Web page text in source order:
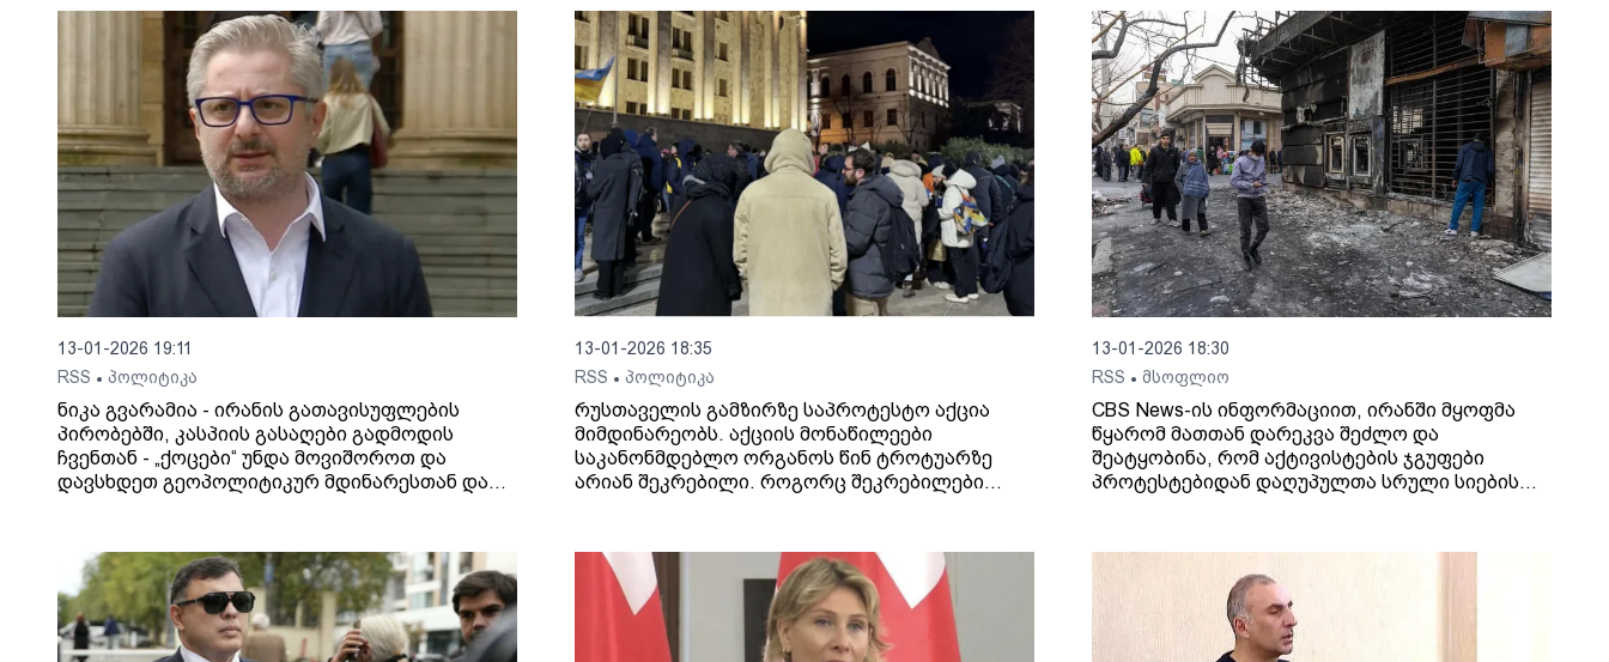
ძალადობას და საფრთხეს უქმნის ირანის
ისლამური რესპუბლიკის ეროვნულ
უსაფრთხოებას“, - ნათქვამია ირავანის
თავდაცვის საბჭოს ხელმძღვანელზე
ოლექსანდრ ვილკულზე დაყრდნობით
ავრცელებს.
როგორ იქნება ეს მათთვის. თუ ისინი ასეთ
რამეს გააკეთებენ, ჩვენ ძალიან მკაცრ ზომებს
მივიღებთ“, - განუცხადა პრეზიდენტმა CBS
News-ს.
13-01-2026 19:11
RSS • პოლიტიკა
ნიკა გვარამია - ირანის გათავისუფლების
პირობებში, კასპიის გასაღები გადმოდის
ჩვენთან - „ქოცები“ უნდა მოვიშოროთ და
დავსხდეთ გეოპოლიტიკურ მდინარესთან და
აღარაა
13-01-2026 18:35
RSS • პოლიტიკა
რუსთაველის გამზირზე საპროტესტო აქცია
მიმდინარეობს. აქციის მონაწილეები
საკანონმდებლო ორგანოს წინ ტროტუარზე
არიან შეკრებილი. როგორც შეკრებილები
საკანონმდებლო ორგანოსთან გამოხატავენ.
დემონსტრანტების მოთხოვნები უცვლელია -
დაინიშნოს ახალი საპარლამენტო არჩევნები
და გათავისუფლდნენ აქციების ფარგლებში
დაკავებული პირები.
13-01-2026 18:30
RSS • მსოფლიო
CBS News-ის ინფორმაციით, ირანში მყოფმა
წყარომ მათთან დარეკვა შეძლო და
შეატყობინა, რომ აქტივისტების ჯგუფები
პროტესტებიდან დაღუპულთა სრული სიების
დაყრდნობით, დაღუპულთა რიცხვი ამ
მომენტისთვის 12-დან 20 ათასამდეა.